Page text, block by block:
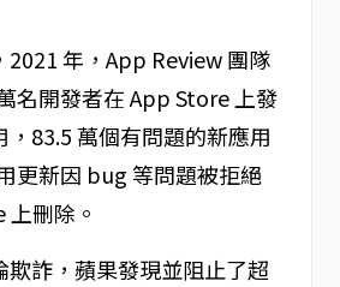
2021 年，App Review 團隊
名開發者在 App Store 上發
83.5 萬個有問題的新應用
更新因 bug 等問題被拒絕
刪除。
欺詐，蘋果發現並阻止了超